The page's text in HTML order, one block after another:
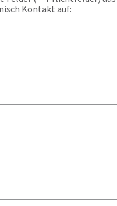
Kontakt auf: